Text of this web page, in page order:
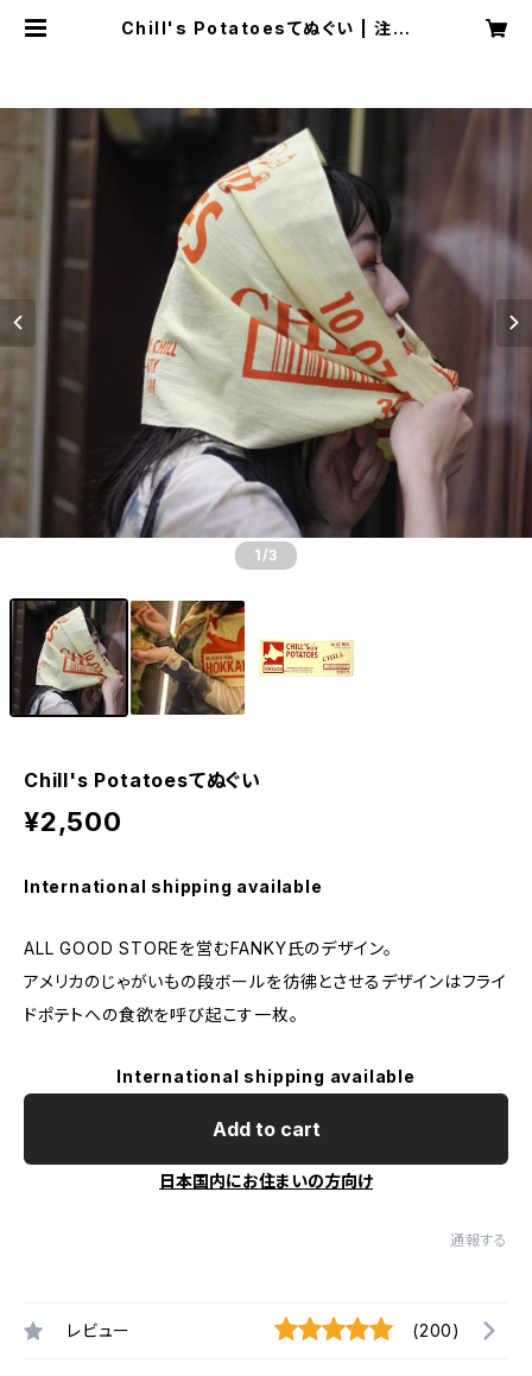
Chill's Potatoesてぬぐい | 注染
1 /3
Chill's Potatoesてぬぐい
¥2,500
International shipping available
ALL GOOD STOREを営むFANKY氏のデザイン。
アメリカのじゃがいもの段ボールを彷彿とさせるデザインはフライ
ドポテトへの食欲を呼び起こす一枚。
International shipping available
Add to cart
日本国内にお住まいの方向け
通報する
レビュー (200)